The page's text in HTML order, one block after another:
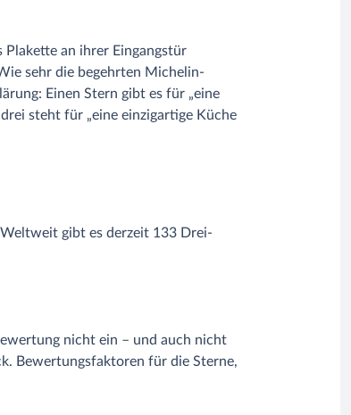
Plakette an ihrer Eingangstür
sehr die begehrten Michelin-
Einen Stern gibt es für „eine
steht für „eine einzigartige Küche
gibt es derzeit 133 Drei-
nicht ein – und auch nicht
Bewertungsfaktoren für die Sterne,